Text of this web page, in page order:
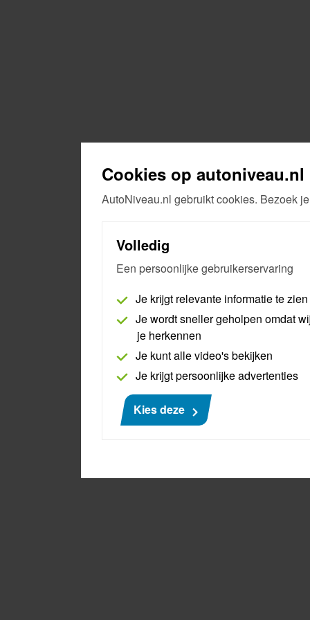
Cookies op autoniveau.nl
AutoNiveau.nl gebruikt cookies. Bezoek
Volledig
Een persoonlijke gebruikerservaring
Je krijgt relevante informatie te zien
Je wordt sneller geholpen omdat
je herkennen
Je kunt alle video's bekijken
Je krijgt persoonlijke advertenties
Kies deze